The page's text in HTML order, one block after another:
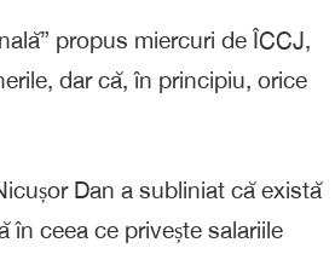
propus miercuri de ÎCCJ,
dar că, în principiu, orice
Dan a subliniat că există
în ceea ce privește salariile